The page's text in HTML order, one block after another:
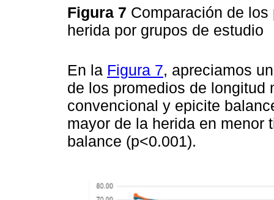
Figura 7 Comparación de
herida por grupos de estudio
En la Figura 7, apreciamos
de los promedios de longitud
convencional y epicite
mayor de la herida en menor
balance (p<0.001).